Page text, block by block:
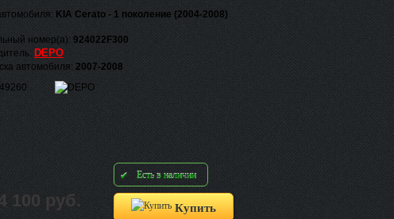
KIA Cerato - 1 поколение (2004-2008)
номер(а): 924022F300
DEPO
автомобиля: 2007-2008
100 руб.
Есть в наличии
Купить